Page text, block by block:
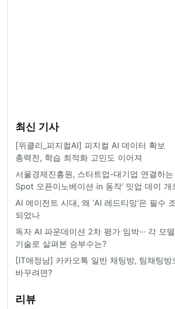
최신 기사
[위클리_피지컬AI] 피지컬 AI 데이터 확보
총력전, 학습 최적화 고민도 이어져
서울경제진흥원, 스타트업-대기업 연결하는
Spot 오픈이노베이션 in 동작’ 밋업 데이 개
AI 에이전트 시대, 왜 ‘AI 레드티밍’은 필수
되었나
독자 AI 파운데이션 2차 평가 임박··· 각 모
기술로 살펴본 승부수는?
[IT애정남] 카카오톡 일반 채팅방, 팀채팅방
바꾸려면?
리뷰